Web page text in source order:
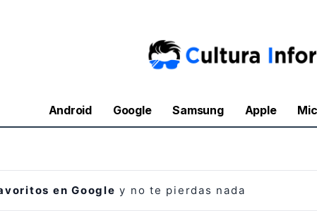
Android Google Samsung Apple
en Google y no te pierdas nada